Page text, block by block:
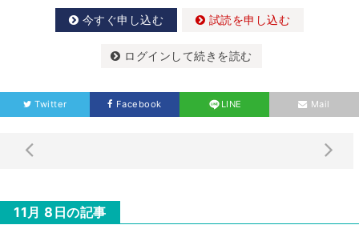
今すぐ申し込む 試読を申し込む
ログインして続きを読む
Twitter Facebook LINE Mail
11月 8日の記事